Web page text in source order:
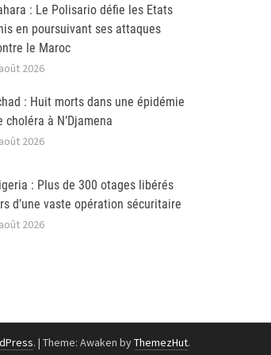
: Le Polisario défie les Etats
en poursuivant ses attaques
le Maroc
2026
: Huit morts dans une épidémie
choléra à N’Djamena
2026
: Plus de 300 otages libérés
d’une vaste opération sécuritaire
2026
. | Theme: Awaken byThemezHut.